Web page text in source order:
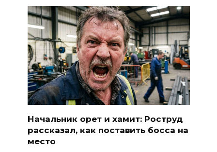
Начальник орет и хамит: Роструд
рассказал, как поставить босса на
место